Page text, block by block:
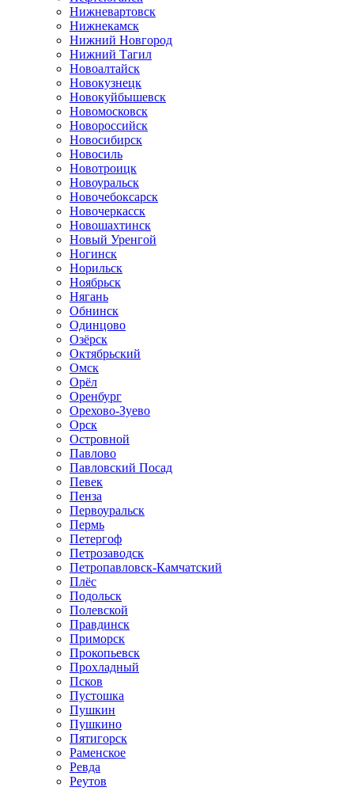
Нижневартовск
Нижнекамск
Нижний Новгород
Нижний Тагил
Новоалтайск
Новокузнецк
Новокуйбышевск
Новомосковск
Новороссийск
Новосибирск
Новосиль
Новотроицк
Новоуральск
Новочебоксарск
Новочеркасск
Новошахтинск
Новый Уренгой
Ногинск
Норильск
Ноябрьск
Нягань
Обнинск
Одинцово
Озёрск
Октябрьский
Омск
Орёл
Оренбург
Орехово-Зуево
Орск
Островной
Павлово
Павловский Посад
Певек
Пенза
Первоуральск
Пермь
Петергоф
Петрозаводск
Петропавловск-Камчатский
Плёс
Подольск
Полевской
Правдинск
Приморск
Прокопьевск
Прохладный
Псков
Пустошка
Пушкин
Пушкино
Пятигорск
Раменское
Ревда
Реутов